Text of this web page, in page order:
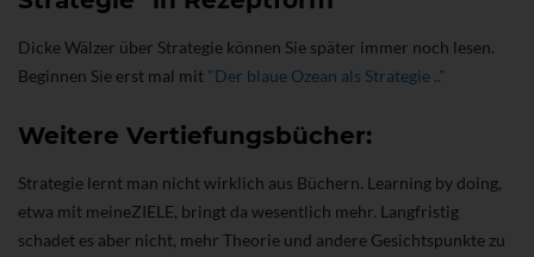
Dicke Wälzer über Strategie können Sie später immer noch lesen.
Beginnen Sie erst mal mit "Der blaue Ozean als Strategie .."
Weitere Vertiefungsbücher:
Strategie lernt man nicht wirklich aus Büchern. Learning by doing,
etwa mit meineZIELE, bringt da wesentlich mehr. Langfristig
schadet es aber nicht, mehr Theorie und andere Gesichtspunkte zu